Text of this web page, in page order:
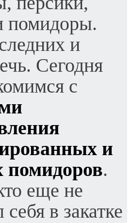
помидоры.
и
Сегодня
с
и
помидоров.
еще не
в закатке